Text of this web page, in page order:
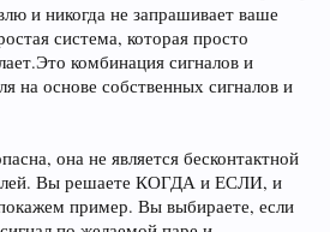
и никогда не запрашивает ваше
система, которая просто
комбинация сигналов и
на основе собственных сигналов и
она не является бесконтактной
Вы решаете КОГДА и ЕСЛИ, и
пример. Вы выбираете, если